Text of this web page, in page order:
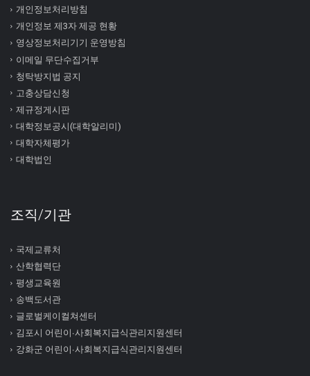
개인정보처리방침
개인정보 제3자 제공 현황
영상정보처리기기 운영방침
이메일 무단수집거부
청탁방지법 공지
고충상담신청
제규정게시판
대학정보공시(대학알리미)
대학자체평가
대학법인
조직/기관
국제교류처
산학협력단
평생교육원
송백도서관
글로벌케이컬쳐센터
김포시 어린이∙사회복지급식관리지원센터
강화군 어린이∙사회복지급식관리지원센터